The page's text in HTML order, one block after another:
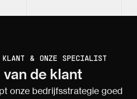
& ONZE SPECIALIST
de klant
onze bedrijfsstrategie goed